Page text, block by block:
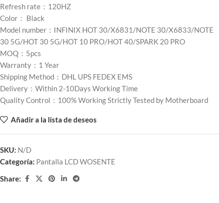
Refresh rate：120HZ
Color： Black
Model number：INFINIX HOT 30/X6831/NOTE 30/X6833/NOTE
30 5G/HOT 30 5G/HOT 10 PRO/HOT 40/SPARK 20 PRO
MOQ：5pcs
Warranty：1 Year
Shipping Method：DHL UPS FEDEX EMS
Delivery：Within 2-10Days Working Time
Quality Control：100% Working Strictly Tested by Motherboard
Añadir a la lista de deseos
SKU: N/D
Categoría: Pantalla LCD WOSENTE
Share: